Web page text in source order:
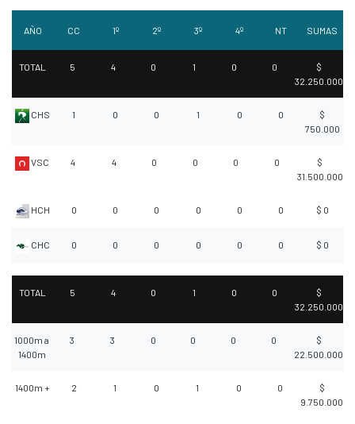
AÑO CC 1º 2º 3º 4º NT SUMAS
TOTAL 5 4 0 1 0 0
$
32.250.000
CHS 1 0 0 1 0 0
$
750.000
VSC 4 4 0 0 0 0
$
31.500.000
HCH 0 0 0 0 0 0 $ 0
CHC 0 0 0 0 0 0 $ 0
TOTAL 5 4 0 1 0 0
$
32.250.000
1000m a
1400m
3 3 0 0 0 0
$
22.500.000
1400m + 2 1 0 1 0 0
$
9.750.000